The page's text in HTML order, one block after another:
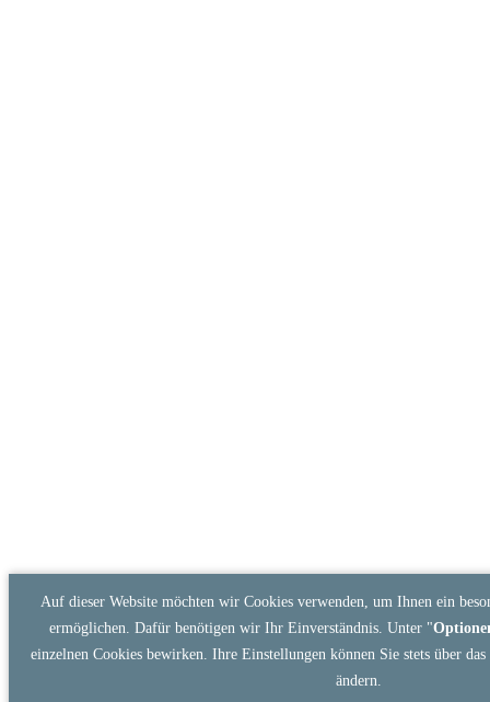
Auf dieser Website möchten wir Cookies verwenden, um Ihnen ein
ermöglichen. Dafür benötigen wir Ihr Einverständnis. Unter "
einzelnen Cookies bewirken. Ihre Einstellungen können Sie stets über
ändern.